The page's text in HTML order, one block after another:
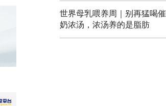
世界母乳喂养周｜别再猛喝催
奶浓汤，浓汤养的是脂肪